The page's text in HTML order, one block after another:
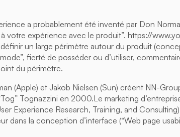
a probablement été inventé par Don
votre expérience avec le produit”. https://
un large périmètre autour du produit
fierté de posséder ou d’utiliser,
du périmètre.
(Apple) et Jakob Nielsen (Sun) créent NN-
Tognazzini en 2000.Le marketing
Experience Research, Training, and
dans la conception d’interface (“Web page